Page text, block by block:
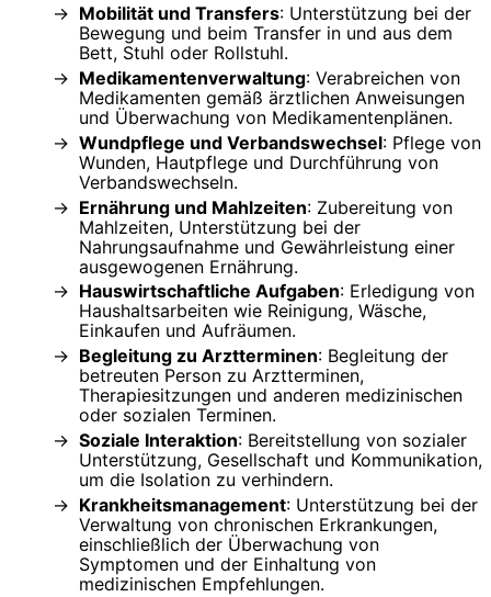
Mobilität und Transfers: Unterstützung bei der
Bewegung und beim Transfer in und aus dem
Bett, Stuhl oder Rollstuhl.
Medikamentenverwaltung: Verabreichen von
Medikamenten gemäß ärztlichen Anweisungen
und Überwachung von Medikamentenplänen.
Wundpflege und Verbandswechsel: Pflege von
Wunden, Hautpflege und Durchführung von
Verbandswechseln.
Ernährung und Mahlzeiten: Zubereitung von
Mahlzeiten, Unterstützung bei der
Nahrungsaufnahme und Gewährleistung einer
ausgewogenen Ernährung.
Hauswirtschaftliche Aufgaben: Erledigung von
Haushaltsarbeiten wie Reinigung, Wäsche,
Einkaufen und Aufräumen.
Begleitung zu Arztterminen: Begleitung der
betreuten Person zu Arztterminen,
Therapiesitzungen und anderen medizinischen
oder sozialen Terminen.
Soziale Interaktion: Bereitstellung von sozialer
Unterstützung, Gesellschaft und Kommunikation,
um die Isolation zu verhindern.
Krankheitsmanagement: Unterstützung bei der
Verwaltung von chronischen Erkrankungen,
einschließlich der Überwachung von
Symptomen und der Einhaltung von
medizinischen Empfehlungen.